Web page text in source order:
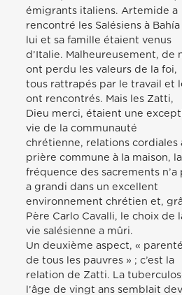
émigrants italiens. Artemide a
rencontré les Salésiens à Bahía
lui et sa famille étaient venus
d’Italie. Malheureusement, de
ont perdu les valeurs de la foi,
tous rattrapés par le travail et
ont rencontrés. Mais les Zatti,
Dieu merci, étaient une
vie de la communauté
chrétienne, relations cordiales
prière commune à la maison, la
fréquence des sacrements
a grandi dans un excellent
environnement chrétien et,
Père Carlo Cavalli, le choix de
vie salésienne a mûri.
Un deuxième aspect, «
de tous les pauvres » ; c’est la
relation de Zatti. La
l’âge de vingt ans semblait